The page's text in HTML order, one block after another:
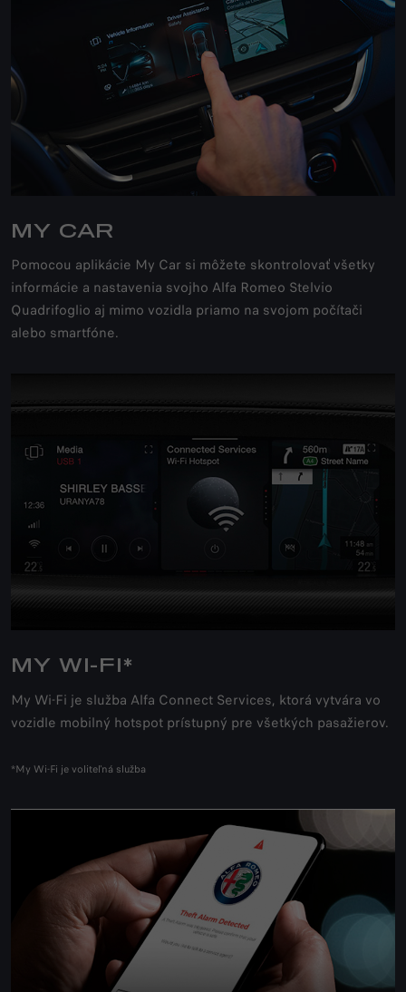
MY CAR
Pomocou aplikácie My Car si môžete skontrolovať všetky
informácie a nastavenia svojho Alfa Romeo Stelvio
Quadrifoglio aj mimo vozidla priamo na svojom počítači
alebo smartfóne.
MY WI-FI*
My Wi-Fi je služba Alfa Connect Services, ktorá vytvára vo
vozidle mobilný hotspot prístupný pre všetkých pasažierov.
*My Wi-Fi je voliteľná služba